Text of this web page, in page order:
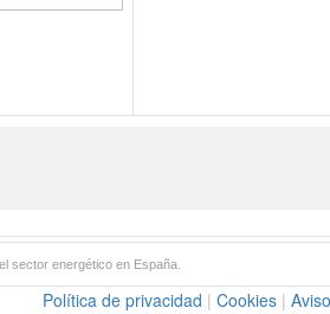
sector energético en España.
Política de privacidad | Cookies |